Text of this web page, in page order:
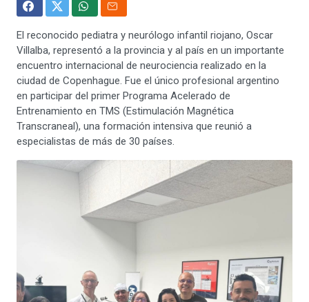
El reconocido pediatra y neurólogo infantil riojano, Oscar
Villalba, representó a la provincia y al país en un importante
encuentro internacional de neurociencia realizado en la
ciudad de Copenhague. Fue el único profesional argentino
en participar del primer Programa Acelerado de
Entrenamiento en TMS (Estimulación Magnética
Transcraneal), una formación intensiva que reunió a
especialistas de más de 30 países.